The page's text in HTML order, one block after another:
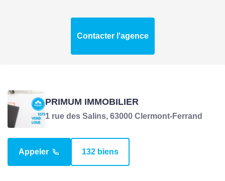
Contacter l'agence
PRIMUM IMMOBILIER
1 rue des Salins, 63000 Clermont-Ferrand
Appeler 132 biens